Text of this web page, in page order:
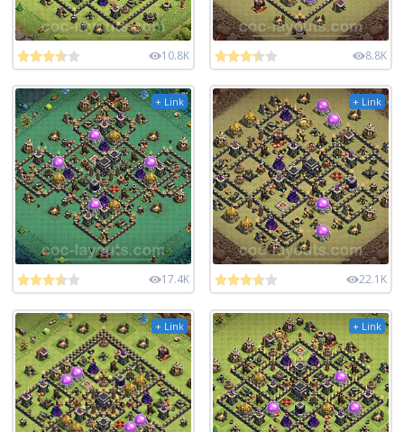
10.8K 8.8K
+ Link
17.4K
+ Link
22.1K
+ Link + Link